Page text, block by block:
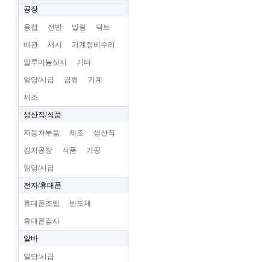
공장
용접 선반 밀링 닥트
배관 새시 기계정비수리
알루미늄삿시 기타
일당/시급 금형 기계
제조
생산직/식품
자동차부품 제조 생산직
김치공장 식품 가공
일당/시급
전자/휴대폰
휴대폰조립 반도체
휴대폰검사
알바
일당/시급